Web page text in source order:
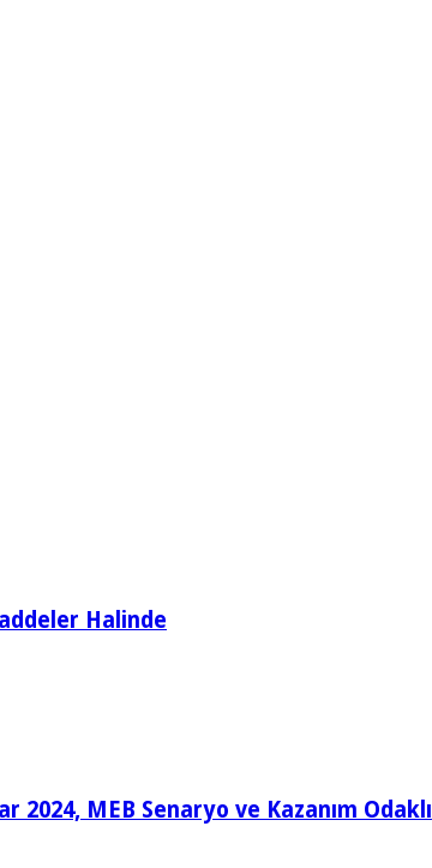
Halinde
2024, MEB Senaryo ve Kazanım Odaklı